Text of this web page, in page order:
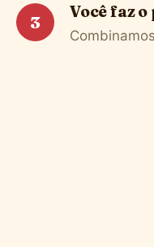
3
Você faz